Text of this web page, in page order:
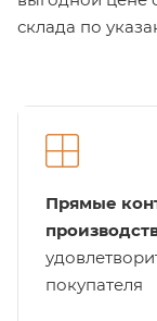
склада по
Прямые
покупателя